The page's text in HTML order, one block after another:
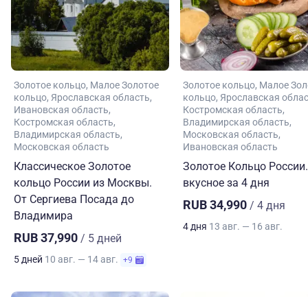
Золотое кольцо Малое Золотое
кольцо Ярославская область
Ивановская область
Костромская область
Владимирская область
Московская область
Классическое Золотое
кольцо России из Москвы.
От Сергиева Посада до
Владимира
RUB 37,990 / 5 дней
5 дней 10 авг. — 14 авг. +9
Золотое кольцо Малое
кольцо Ярославская
Костромская область
Владимирская область
Московская область
Ивановская область
Золотое Кольцо
вкусное за 4 дня
RUB 34,990 / 4 дня
4 дня 13 авг. — 16 авг.